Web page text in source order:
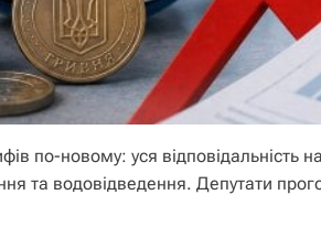
по-новому: уся
та водовідведення. Депутати